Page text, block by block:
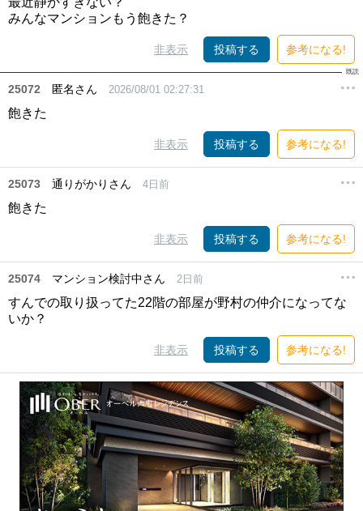
みんなマンションもう飽きた？
非表示 投稿する 参考になる!
25072 匿名さん 2026/08/01 02:27:31
飽きた
非表示 投稿する 参考になる!
25073 通りがかりさん 4日前
飽きた
非表示 投稿する 参考になる!
25074 マンション検討中さん 2日前
すんでの取り扱ってた22階の部屋が野村の仲介になってな
いか？
非表示 投稿する 参考になる!